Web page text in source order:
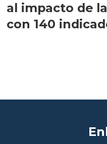
al impacto de
con 140